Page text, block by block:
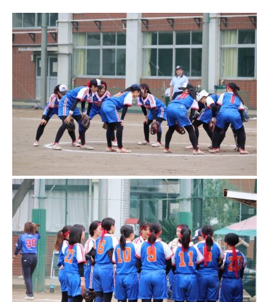
高等学校 Senior High School
コース紹介
アドバンストコース
総合進学コース
総合スポーツコース
高等学校教育
校内塾
ダンスパフォーマンス専攻
グローバル教育
キャリア教育
進路指導
その他の教育
高校入試関係
制服紹介
スクールライフ School Life
学校説明会・オープンスクール
桜華生の一日
年間行事